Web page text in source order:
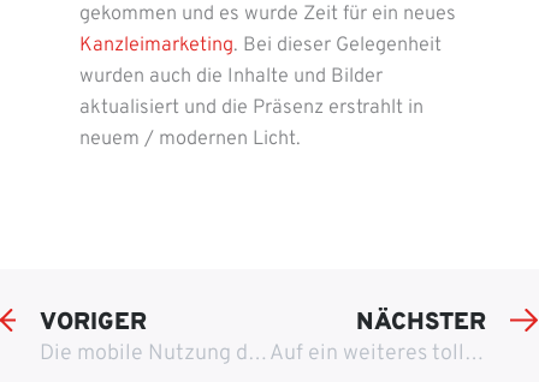
gekommen und es wurde Zeit für ein neues
Kanzleimarketing. Bei dieser Gelegenheit
wurden auch die Inhalte und Bilder
aktualisiert und die Präsenz erstrahlt in
neuem / modernen Licht.
VORIGER
Die mobile Nutzung des Internets wächst explosionsartig
NÄCHSTER
Auf ein weiteres tolles Jahr …